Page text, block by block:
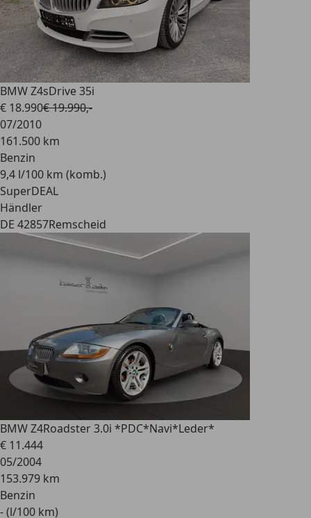
BMW Z4sDrive 35i
€ 18.990€ 19.990,-
07/2010
161.500 km
Benzin
9,4 l/100 km (komb.)
SuperDEAL
Händler
DE 42857Remscheid
BMW Z4Roadster 3.0i *PDC*Navi*Leder*
€ 11.444
05/2004
153.979 km
Benzin
- (l/100 km)